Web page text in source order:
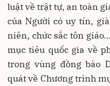
luật về trật tự, an toàn
của Người có uy tín,
niên, chức sắc tôn
mục tiêu quốc gia về
trong vùng đồng bào
quát về Chương trình